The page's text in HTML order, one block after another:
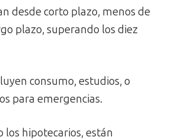
desde corto plazo, menos de
plazo, superando los diez
consumo, estudios, o
para emergencias.
los hipotecarios, están